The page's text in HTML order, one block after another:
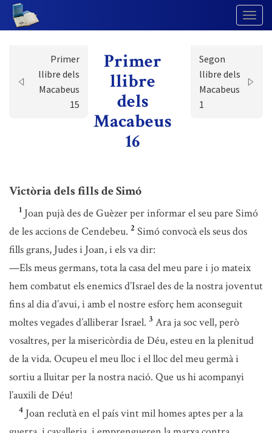
Primer
llibre dels
Macabeus
15
Primer
llibre
dels
Macabeus
16
Segon
llibre dels
Macabeus
1
Victòria dels fills de Simó
1 Joan pujà des de Guèzer per informar el seu pare Simó
de les accions de Cendebeu. 2 Simó convocà els seus dos
fills grans, Judes i Joan, i els va dir:
—Els meus germans, tota la casa del meu pare i jo mateix
hem combatut els enemics d’Israel des de la nostra joventut
fins al dia d’avui, i amb el nostre esforç hem aconseguit
moltes vegades d’alliberar Israel. 3 Ara ja soc vell, però
vosaltres, per la misericòrdia de Déu, esteu en la plenitud
de la vida. Ocupeu el meu lloc i el lloc del meu germà i
sortiu a lluitar per la nostra nació. Que us hi acompanyi
l’auxili de Déu!
4 Joan reclutà en el país vint mil homes aptes per a la